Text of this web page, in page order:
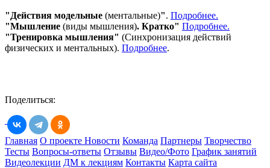
"Действия модельные (ментальные)". Подробнее.
"Мышление (виды мышления). Кратко" Подробнее.
"Тренировка мышления" (Синхронизация действий
физических и ментальных). Подробнее.
Поделиться:
Главная О проекте Новости Команда Партнеры Творчество
Тесты Вопросы-ответы Отзывы Видео/Фото График занятий
Видеолекции ДМ к лекциям Контакты Карта сайта